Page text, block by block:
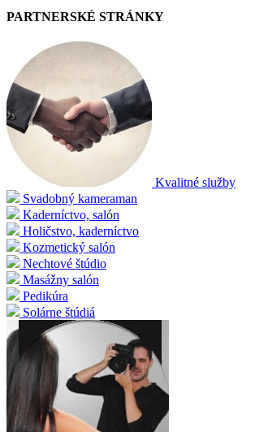
PARTNERSKÉ STRÁNKY
Kvalitné služby
Svadobný kameraman
Kaderníctvo, salón
Holičstvo, kaderníctvo
Kozmetický salón
Nechtové štúdio
Masážny salón
Pedikúra
Solárne štúdiá